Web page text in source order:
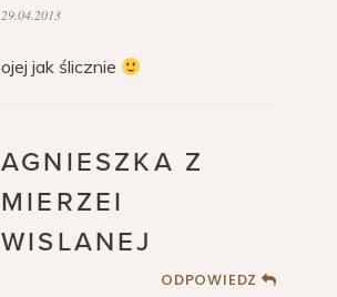
29.04.2013
ojej jak ślicznie
AGNIESZKA Z
MIERZEI
WISLANEJ
ODPOWIEDZ